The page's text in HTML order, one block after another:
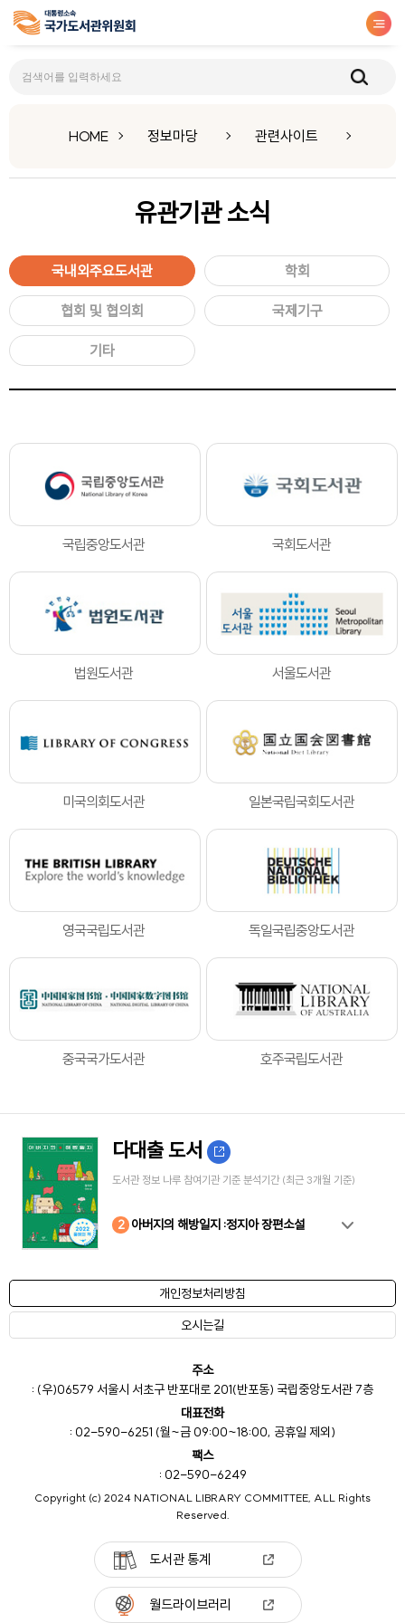
HOME 정보마당 관련사이트
유관기관소식
국내외주요도서관 학회
협회 및 협의회 국제기구
기타
국립중앙도서관 국회도서관
법원도서관 서울도서관
미국의회도서관 일본국립국회도서관
영국국립도서관 독일국립중앙도서관
중국국가도서관 호주국립도서관
다대출 도서
도서관 정보 나루 참여기관 기준 분석기간 (최근 3개월 기준)
1
2 아버지의 해방일지 :정지아 장편소설
3
4
5
6
7
8
9
10
개인정보처리방침
오시는길
주소
: (우)06579 서울시 서초구 반포대로 201(반포동) 국립중앙도서관 7층
대표전화
: 02-590-6251 (월~금 09:00~18:00, 공휴일 제외)
팩스
: 02-590-6249
Copyright (c) 2024 NATIONAL LIBRARY COMMITTEE, ALL Rights
Reserved.
도서관 통계
월드라이브러리